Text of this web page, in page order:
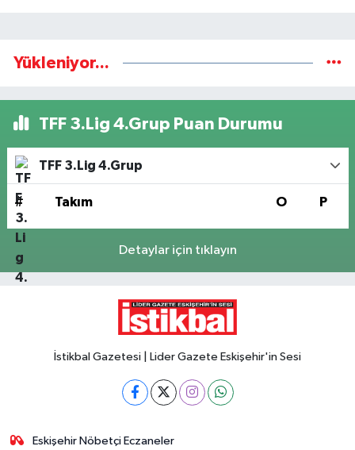
Yükleniyor...
TFF 3.Lig 4.Grup Puan Durumu
TFF 3.Lig 4.Grup
# Takım O P
Detaylar için tıklayın
İstikbal Gazetesi | Lider Gazete Eskişehir'in Sesi
Eskişehir Nöbetçi Eczaneler